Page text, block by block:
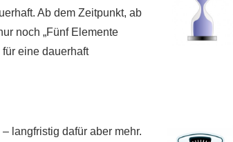
Ab dem Zeitpunkt, ab
noch „Fünf Elemente
eine dauerhaft
langfristig dafür aber mehr.